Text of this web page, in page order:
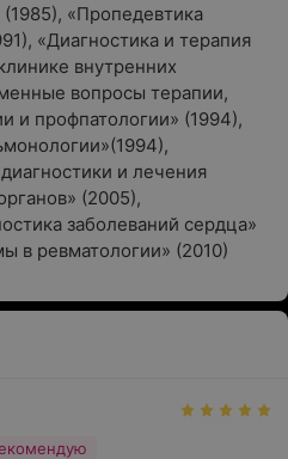
«Пропедевтика
«Диагностика и терапия
внутренних
вопросы терапии,
и профпатологии» (1994),
и лечения
(2005),
заболеваний сердца»
в ревматологии» (2010)